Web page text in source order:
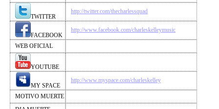
TWITTER
http://twitter.com/thecharlessquad
FACEBOOK
http://www.facebook.com/charleskelleymusic
WEB OFICIAL
YOUTUBE
MY SPACE
http://www.myspace.com/charleskelley
MOTIVO MUERTE